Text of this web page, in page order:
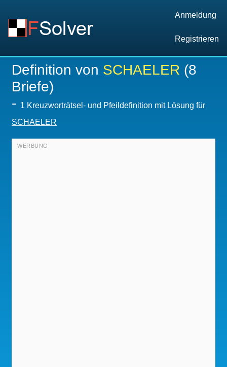
Anmeldung
Registrieren
Definition von SCHAELER (8
Briefe)
- 1 Kreuzworträtsel- und Pfeildefinition mit Lösung für
SCHAELER